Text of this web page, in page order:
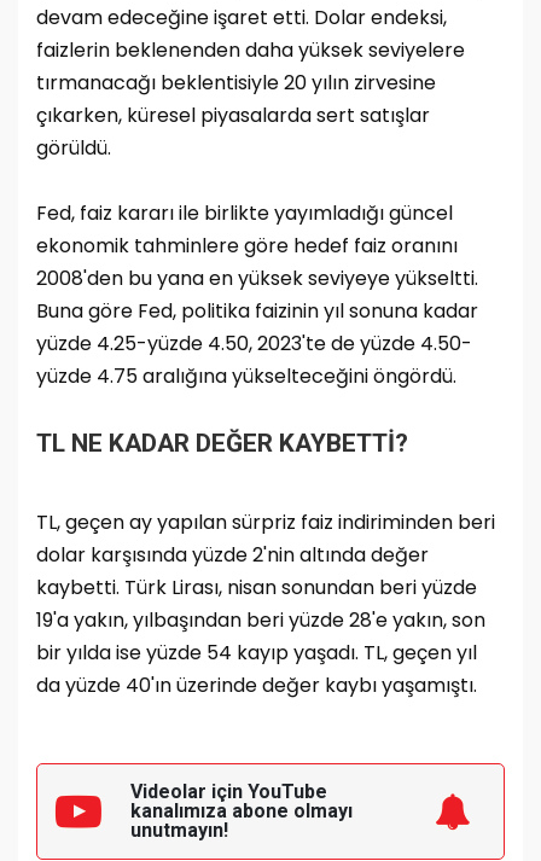
devam edeceğine işaret etti. Dolar endeksi,
faizlerin beklenenden daha yüksek seviyelere
tırmanacağı beklentisiyle 20 yılın zirvesine
çıkarken, küresel piyasalarda sert satışlar
görüldü.
Fed, faiz kararı ile birlikte yayımladığı güncel
ekonomik tahminlere göre hedef faiz oranını
2008'den bu yana en yüksek seviyeye yükseltti.
Buna göre Fed, politika faizinin yıl sonuna kadar
yüzde 4.25-yüzde 4.50, 2023'te de yüzde 4.50-
yüzde 4.75 aralığına yükselteceğini öngördü.
TL NE KADAR DEĞER KAYBETTİ?
TL, geçen ay yapılan sürpriz faiz indiriminden beri
dolar karşısında yüzde 2'nin altında değer
kaybetti. Türk Lirası, nisan sonundan beri yüzde
19'a yakın, yılbaşından beri yüzde 28'e yakın, son
bir yılda ise yüzde 54 kayıp yaşadı. TL, geçen yıl
da yüzde 40'ın üzerinde değer kaybı yaşamıştı.
Videolar için YouTube
kanalımıza abone olmayı
unutmayın!